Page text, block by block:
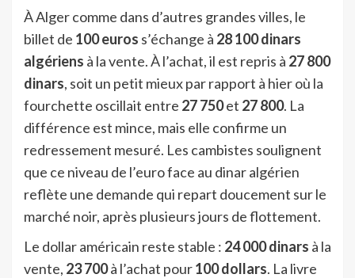
À Alger comme dans d’autres grandes villes, le
billet de 100 euros s’échange à 28 100 dinars
algériens à la vente. À l’achat, il est repris à 27 800
dinars, soit un petit mieux par rapport à hier où la
fourchette oscillait entre 27 750et 27 800. La
différence est mince, mais elle confirme un
redressement mesuré. Les cambistes soulignent
que ce niveau de l’euro face au dinar algérien
reflète une demande qui repart doucement sur le
marché noir, après plusieurs jours de flottement.
Le dollar américain reste stable : 24 000 dinars à la
vente, 23 700à l’achat pour100 dollars. La livre